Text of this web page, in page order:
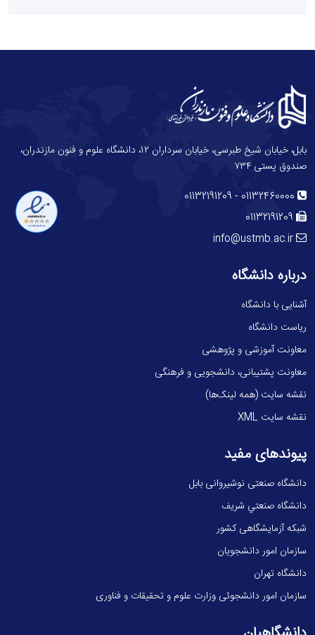
بابل، خیابان شیخ طبرسی، خیابان سرداران ۱۲، دانشگاه علوم و فنون مازندران،
صندوق پستی ۷۳۴
01132460000
-
01132191209
01132191209
info@ustmb.ac.ir
درباره دانشگاه
آشنایی با دانشگاه
ریاست دانشگاه
معاونت آموزشی و پژوهشی
معاونت پشتیبانی، دانشجویی و فرهنگی
نقشه سایت (همه لینک‌ها)
نقشه سایت XML
پیوندهای مفید
دانشگاه صنعتی نوشیروانی بابل
دانشگاه صنعتي شريف
شبکه آزمایشگاهی کشور
سازمان امور دانشجویان
دانشگاه تهران
سازمان امور دانشجوئی وزارت علوم و تحقیقات و فناوری